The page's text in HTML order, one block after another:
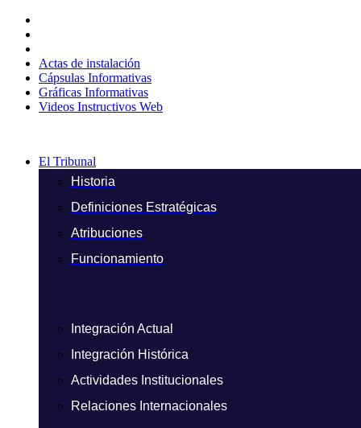
contenido
Actas de instalación
Cápsulas Informativas
Gráficas Informativas
Videos Instructivos Web
El Tribunal
Historia
Definiciones Estratégicas
Atribuciones
Funcionamiento
Integración Actual
Integración Histórica
Actividades Institucionales
Relaciones Internacionales